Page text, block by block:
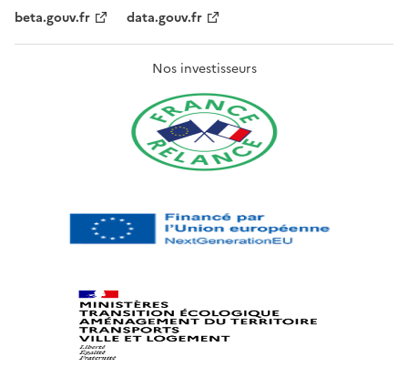
beta.gouv.fr
data.gouv.fr
Nos investisseurs